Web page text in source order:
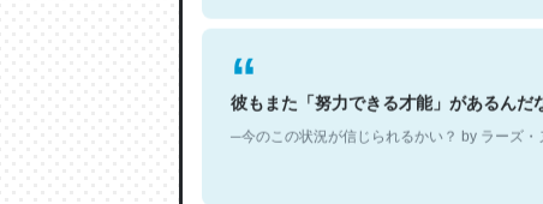
彼もまた「努力できる才能」があるんだ
─今のこの状況が信じられるかい？ by ラーズ・